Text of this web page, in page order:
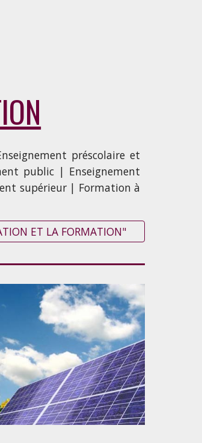
préscolaire et
public | Enseignement
supérieur | Formation à
ET LA FORMATION"